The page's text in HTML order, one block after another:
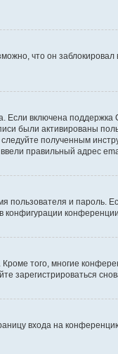
что он
включена поддержка
были активированы
полученным
правильный адрес
пользователя и
того, многие
входа на